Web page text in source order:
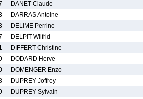
DANET Claude
DARRAS Antoine
DELIME Perrine
DELPIT Wilfrid
DIFFERT Christine
DODARD Herve
DOMENGER Enzo
DUPREY Joffrey
DUPREY Sylvain